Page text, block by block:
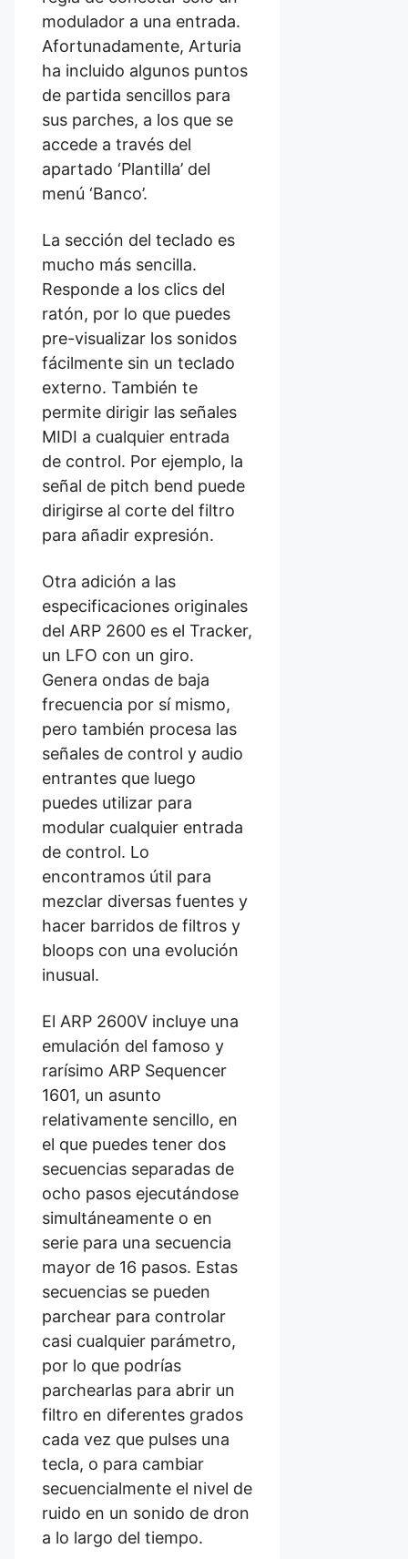
modulador a una entrada.
Afortunadamente, Arturia
ha incluido algunos puntos
de partida sencillos para
sus parches, a los que se
accede a través del
apartado ‘Plantilla’ del
menú ‘Banco’.
La sección del teclado es
mucho más sencilla.
Responde a los clics del
ratón, por lo que puedes
pre-visualizar los sonidos
fácilmente sin un teclado
externo. También te
permite dirigir las señales
MIDI a cualquier entrada
de control. Por ejemplo, la
señal de pitch bend puede
dirigirse al corte del filtro
para añadir expresión.
Otra adición a las
especificaciones originales
del ARP 2600 es el Tracker,
un LFO con un giro.
Genera ondas de baja
frecuencia por sí mismo,
pero también procesa las
señales de control y audio
entrantes que luego
puedes utilizar para
modular cualquier entrada
de control. Lo
encontramos útil para
mezclar diversas fuentes y
hacer barridos de filtros y
bloops con una evolución
inusual.
El ARP 2600V incluye una
emulación del famoso y
rarísimo ARP Sequencer
1601, un asunto
relativamente sencillo, en
el que puedes tener dos
secuencias separadas de
ocho pasos ejecutándose
simultáneamente o en
serie para una secuencia
mayor de 16 pasos. Estas
secuencias se pueden
parchear para controlar
casi cualquier parámetro,
por lo que podrías
parchearlas para abrir un
filtro en diferentes grados
cada vez que pulses una
tecla, o para cambiar
secuencialmente el nivel de
ruido en un sonido de dron
a lo largo del tiempo.